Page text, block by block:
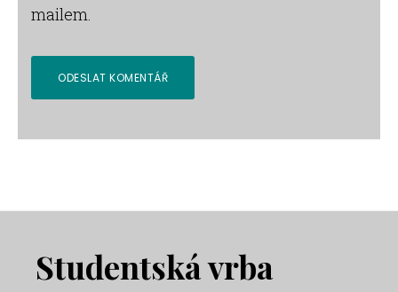
mailem.
Footer
Studentská vrba